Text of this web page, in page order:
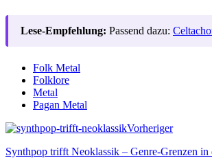
Lese-Empfehlung: Passend dazu:
Folk Metal
Folklore
Metal
Pagan Metal
Vorheriger
Synthpop trifft Neoklassik – Genre-Grenzen in